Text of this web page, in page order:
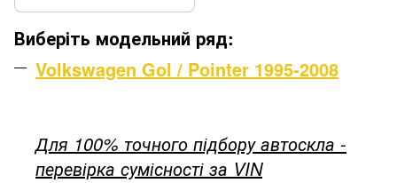
Виберіть модельний ряд:
Volkswagen Gol / Pointer 1995-2008
Для 100% точного підбору автоскла -
перевірка сумісності за VIN